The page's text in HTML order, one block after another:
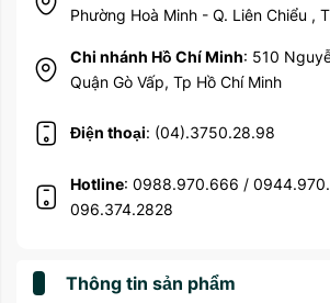
Phường Hoà Minh - Q. Liên Chiểu ,
Chi nhánh Hồ Chí Minh: 510
Quận Gò Vấp, Tp Hồ Chí Minh
Điện thoại: (04).3750.28.98
Hotline: 0988.970.666 /
096.374.2828
Thông tin sản phẩm